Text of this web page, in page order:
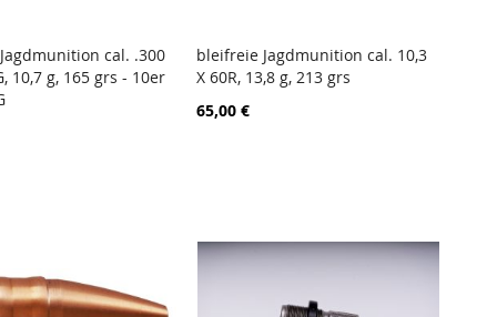
Warenkorb
ZUR
HINZUFÜGEN
cal. .300
10,7 g, 165 grs - 10er
In den Warenkorb
bleifreie Jagdmunition cal. 10,3
X 60R, 13,8 g, 213 grs
65,00 €